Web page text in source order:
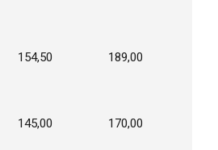
154,50 189,00
145,00 170,00